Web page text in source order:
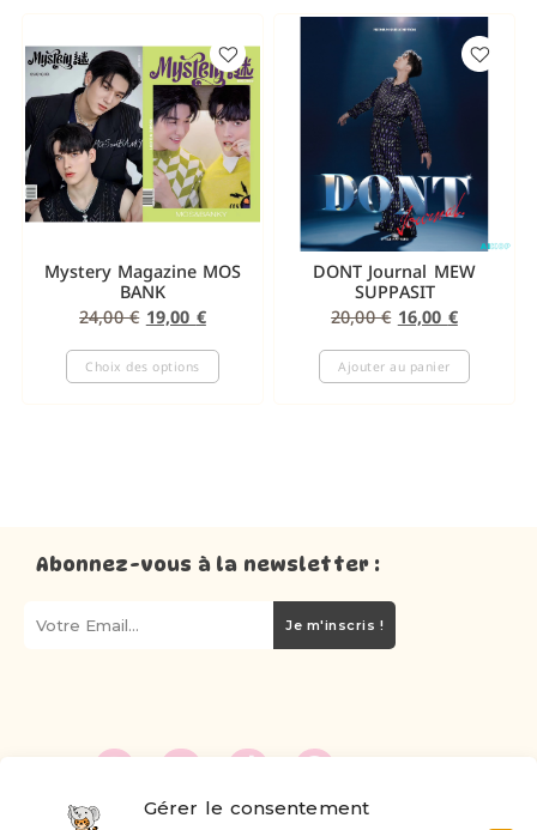
Gérer le consentement
Mystery Magazine MOS
BANK
24,00€ 19,00 €
Choix des options
DONT Journal MEW
SUPPASIT
20,00€ 16,00 €
Ajouter au panier
Abonnez-vous à la newsletter :
Je m'inscris !